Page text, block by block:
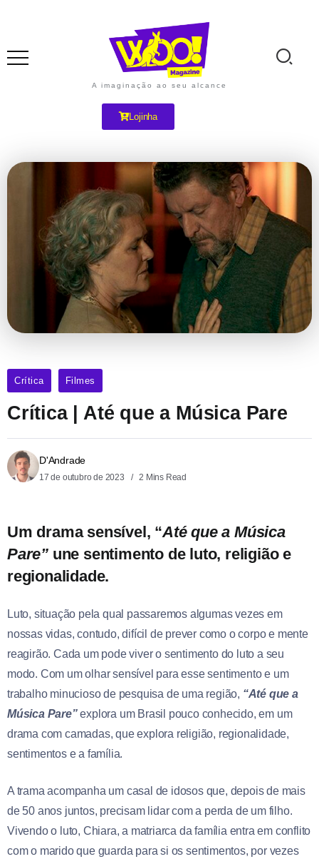
A imaginação ao seu alcance
Lojinha
Crítica Filmes
Crítica | Até que a Música Pare
D'Andrade
17 de outubro de 2023 2 Mins Read
Um drama sensível, “Até que a Música
Pare” une sentimento de luto, religião e
regionalidade.
Luto, situação pela qual passaremos algumas vezes em
nossas vidas, contudo, difícil de prever como o corpo e mente
reagirão. Cada um pode viver o sentimento do luto a seu
modo. Com um olhar sensível para esse sentimento e um
trabalho minucioso de pesquisa de uma região, “Até que a
Música Pare”explora um Brasil pouco conhecido, em um
drama com camadas, que explora religião, regionalidade,
sentimentos e a família.
A trama acompanha um casal de idosos que, depois de mais
de 50 anos juntos, precisam lidar com a perda de um filho.
Vivendo o luto, Chiara, a matriarca da família entra em conflito
com o marido que guarda para si os sentimentos, por vezes